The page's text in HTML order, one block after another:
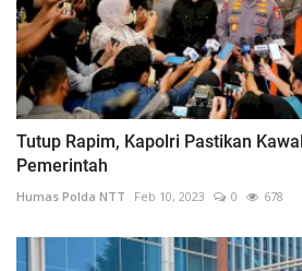
Tutup Rapim, Kapolri Pastikan
Pemerintah
Humas Polda NTT Feb 10, 2023 0 678